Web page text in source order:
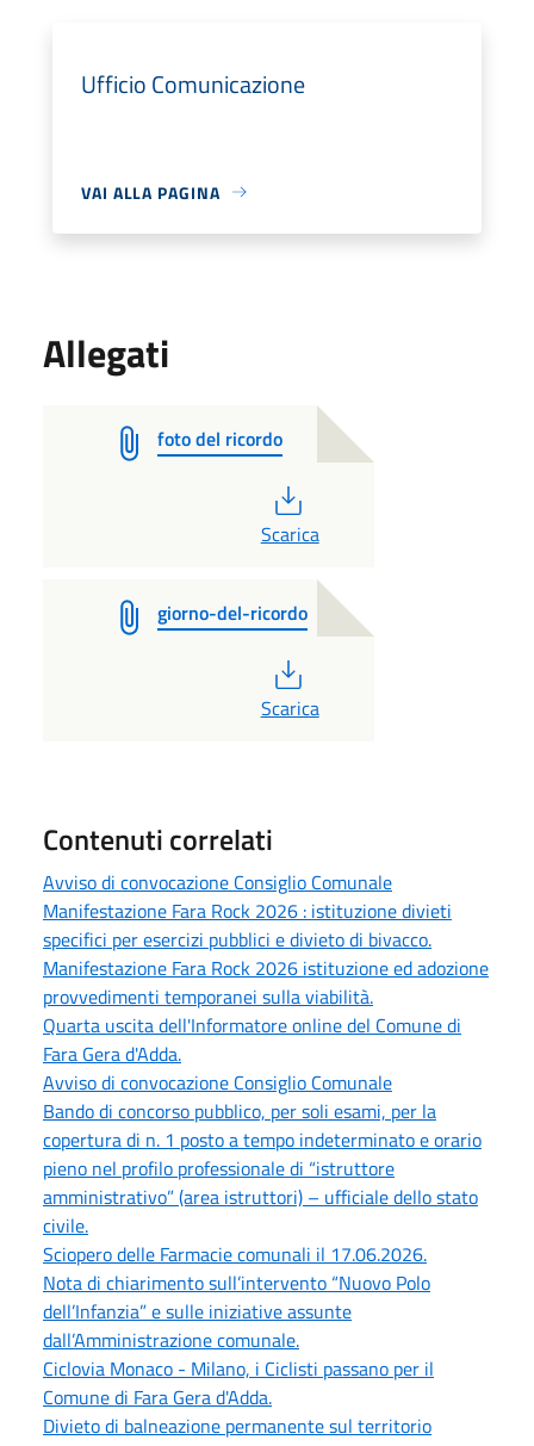
Ufficio Comunicazione
VAI ALLA PAGINA
Allegati
foto del ricordo
Scarica
giorno-del-ricordo
Scarica
Contenuti correlati
Avviso di convocazione Consiglio Comunale
Manifestazione Fara Rock 2026 : istituzione divieti
specifici per esercizi pubblici e divieto di bivacco.
Manifestazione Fara Rock 2026 istituzione ed adozione
provvedimenti temporanei sulla viabilità.
Quarta uscita dell'Informatore online del Comune di
Fara Gera d'Adda.
Avviso di convocazione Consiglio Comunale
Bando di concorso pubblico, per soli esami, per la
copertura di n. 1 posto a tempo indeterminato e orario
pieno nel profilo professionale di “istruttore
amministrativo” (area istruttori) – ufficiale dello stato
civile.
Sciopero delle Farmacie comunali il 17.06.2026.
Nota di chiarimento sull’intervento “Nuovo Polo
dell’Infanzia” e sulle iniziative assunte
dall’Amministrazione comunale.
Ciclovia Monaco - Milano, i Ciclisti passano per il
Comune di Fara Gera d'Adda.
Divieto di balneazione permanente sul territorio